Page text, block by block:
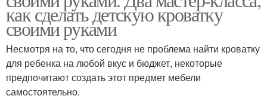
как сделать детскую кроватку
своими руками
Несмотря на то, что сегодня не проблема найти кроватку
для ребенка на любой вкус и бюджет, некоторые
предпочитают создать этот предмет мебели
самостоятельно.